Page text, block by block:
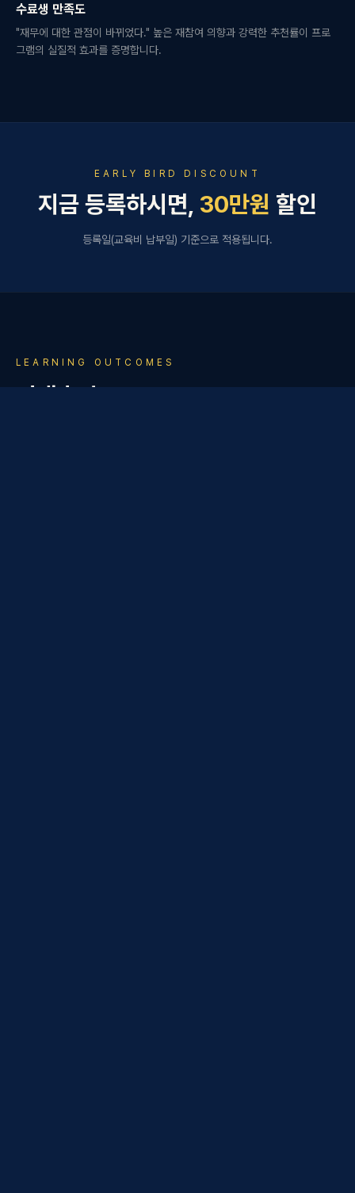
수료생 만족도
"재무에 대한 관점이 바뀌었다." 높은 재참여 의향과 강력한 추천률이 프로
그램의 실질적 효과를 증명합니다.
EARLY BIRD DISCOUNT
지금 등록하시면, 30만원 할인
등록일(교육비 납부일) 기준으로 적용됩니다.
LEARNING OUTCOMES
기대효과